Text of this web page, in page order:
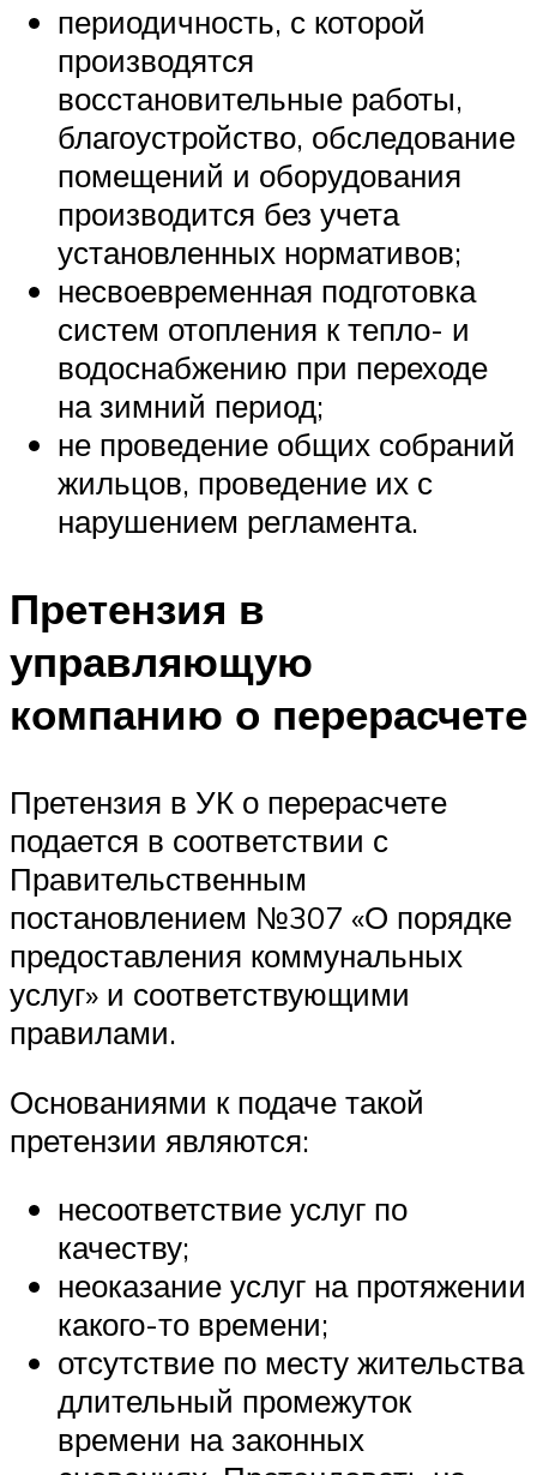
периодичность, с которой
производятся
восстановительные работы,
благоустройство, обследование
помещений и оборудования
производится без учета
установленных нормативов;
несвоевременная подготовка
систем отопления к тепло- и
водоснабжению при переходе
на зимний период;
не проведение общих собраний
жильцов, проведение их с
нарушением регламента.
Претензия в
управляющую
компанию о перерасчете
Претензия в УК о перерасчете
подается в соответствии с
Правительственным
постановлением №307 «О порядке
предоставления коммунальных
услуг» и соответствующими
правилами.
Основаниями к подаче такой
претензии являются:
несоответствие услуг по
качеству;
неоказание услуг на протяжении
какого-то времени;
отсутствие по месту жительства
длительный промежуток
времени на законных